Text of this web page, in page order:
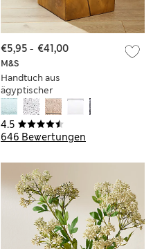
4.5
646 Bewertungen
M&S
Handtuch aus
ägyptischer
Baumwolle
€5,95 - €41,00